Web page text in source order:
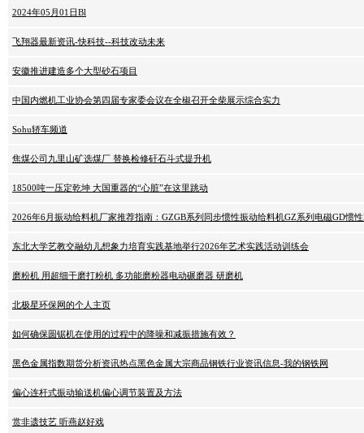
2024年05月01日Bl
飞翔器最新资讯-快科技--科技改动未来
安徽推进建造多个大型砂石项目
中国内燃机工业协会第四届专家委会议在全椒召开全柴展示综合实力
Sohu轿车频道
焦煤公司九里山矿选煤厂 替换检修矸石斗式提升机
18500吨一压定乾坤 大国重器的“心脏”在这里跳动
2026年6月振动给料机厂家推荐指南：GZGB系列同步惯性振动给料机GZ系列电磁GD惯
东北大学艺教交融幼儿想象力培育实践基地举行2026年艺术实践活动训练会
磨粉机 用超细干磨打粉机 多功能磨粉器电动碾磨器 研磨机
北极星环保网的个人主页
如何确保圆锯机在使用的过程中的降噪和减振措施有效？
黑色金属指数期货分析资讯热点黑色金属大宗商品钢铁行业资讯信息-我的钢铁网
偏心连杆式振动输送机偏心调节装置及方法
赏非遗技艺 听燕赵好戏